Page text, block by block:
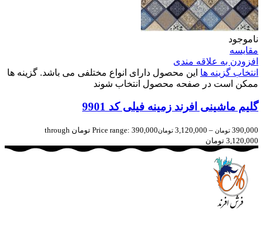
ناموجود
مقایسه
افزودن به علاقه مندی
انتخاب گزینه ها این محصول دارای انواع مختلفی می باشد. گزینه ها
ممکن است در صفحه محصول انتخاب شوند
گلیم ماشینی افرند زمینه فیلی کد 9901
390,000 تومان –
3,120,000 تومان
Price range: 390,000 تومان through
3,120,000 تومان